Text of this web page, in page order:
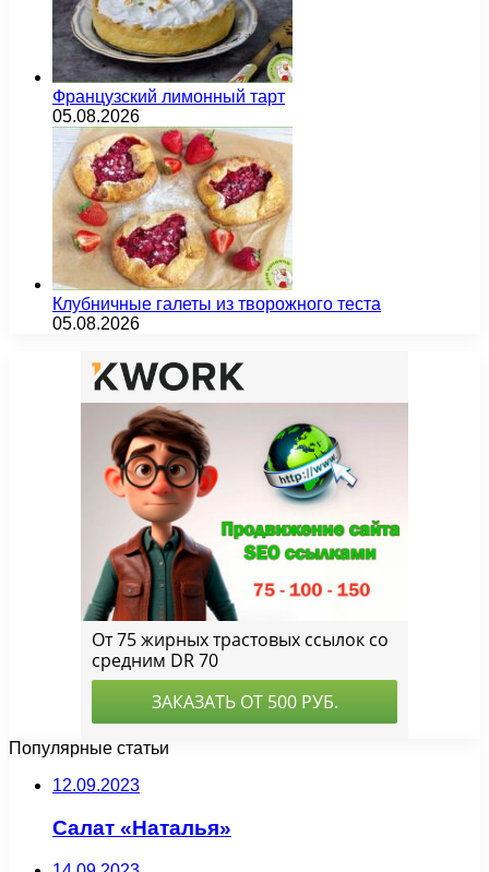
Французский лимонный тарт
05.08.2026
Клубничные галеты из творожного теста
05.08.2026
Популярные статьи
12.09.2023
Салат «Наталья»